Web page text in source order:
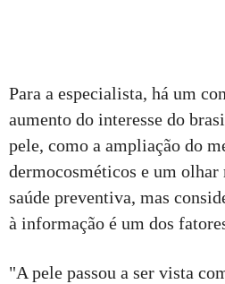
Para a especialista, há um
aumento do interesse do
pele, como a ampliação do
dermocosméticos e um olhar
saúde preventiva, mas
à informação é um dos
"A pele passou a ser vista